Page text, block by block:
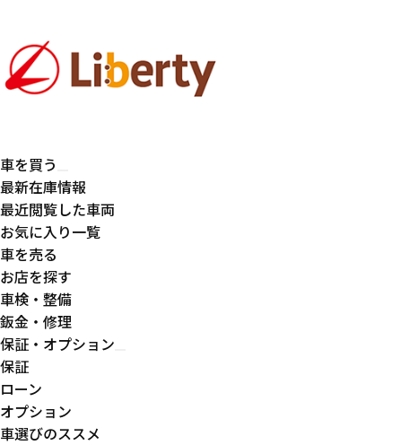
車を買う
最新在庫情報
最近閲覧した車両
お気に入り一覧
車を売る
お店を探す
車検・整備
鈑金・修理
保証・オプション
保証
ローン
オプション
車選びのススメ